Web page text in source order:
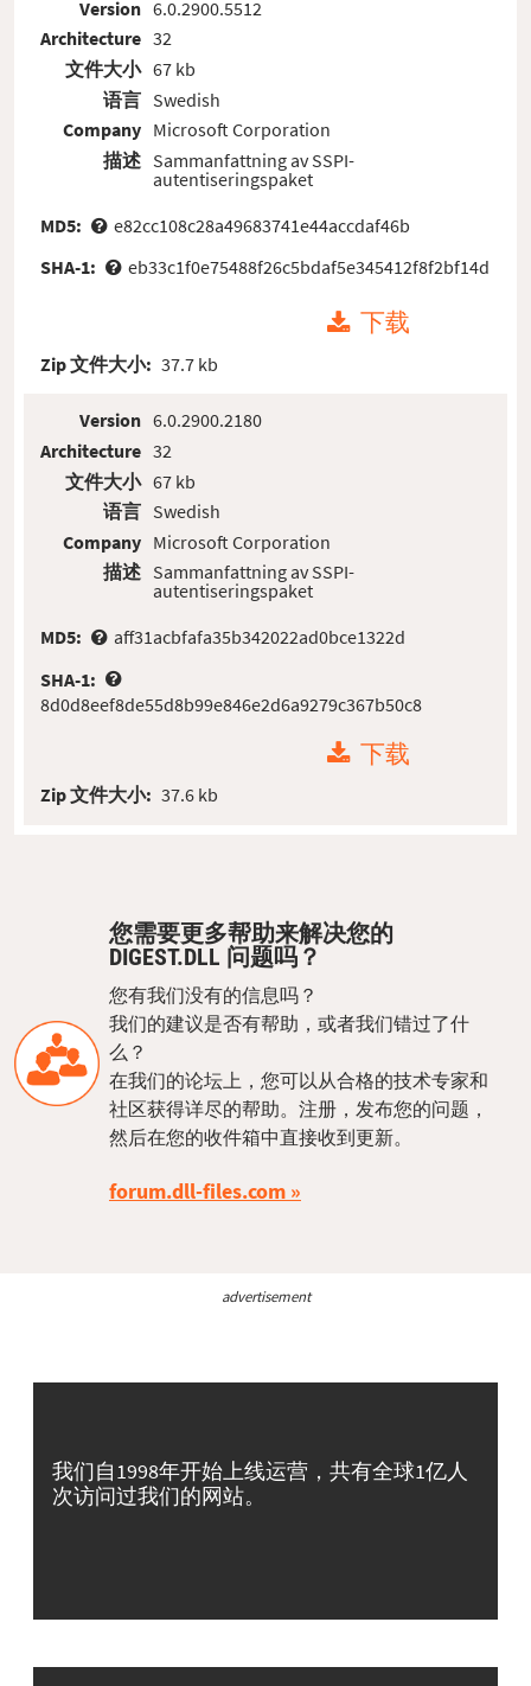
Version
Architecture
文件大小
语言
Company
描述
6.0.2900.5512
32
67 kb
Swedish
Microsoft Corporation
Sammanfattning av SSPI-
autentiseringspaket
MD5:
e82cc108c28a49683741e44accdaf46b
SHA-1:
eb33c1f0e75488f26c5bdaf5e345412f8f2bf14d
下载
Zip 文件大小: 37.7 kb
Version
Architecture
文件大小
语言
Company
描述
6.0.2900.2180
32
67 kb
Swedish
Microsoft Corporation
Sammanfattning av SSPI-
autentiseringspaket
MD5:
aff31acbfafa35b342022ad0bce1322d
SHA-1:
8d0d8eef8de55d8b99e846e2d6a9279c367b50c8
下载
Zip 文件大小: 37.6 kb
您需要更多帮助来解决您的
DIGEST.DLL 问题吗？
您有我们没有的信息吗？
我们的建议是否有帮助，或者我们错过了什
么？
在我们的论坛上，您可以从合格的技术专家和
社区获得详尽的帮助。注册，发布您的问题，
然后在您的收件箱中直接收到更新。
forum.dll-files.com
advertisement
我们自1998年开始上线运营，共有全球1亿人
次访问过我们的网站。